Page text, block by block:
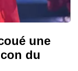
une
du